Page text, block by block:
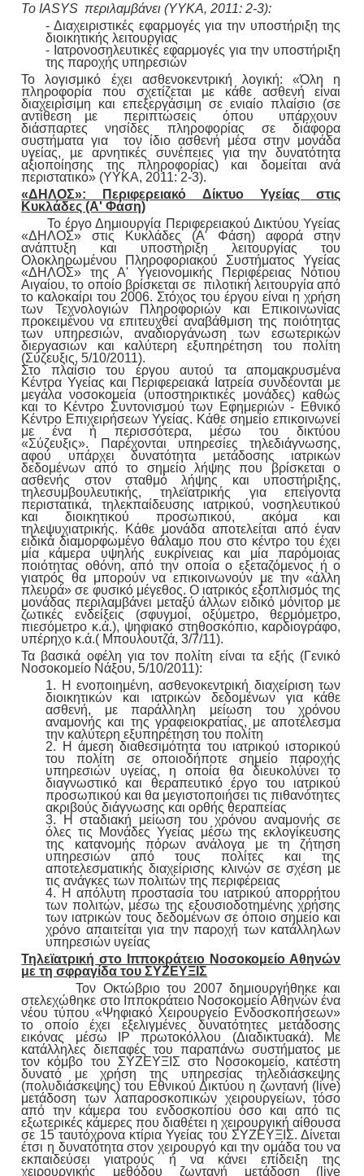
Το IASYS περιλαμβάνει (ΥΥΚΑ, 2011: 2-3):
- Διαχειριστικές εφαρμογές για την υποστήριξη της
διοικητικής λειτουργίας
- Ιατρονοσηλευτικές εφαρμογές για την υποστήριξη
της παροχής υπηρεσιών
Το λογισμικό έχει ασθενοκεντρική λογική: «Όλη η
πληροφορία που σχετίζεται µε κάθε ασθενή είναι
διαχειρίσιμη και επεξεργάσιμη σε ενιαίο πλαίσιο (σε
αντίθεση µε περιπτώσεις όπου υπάρχουν
διάσπαρτες νησίδες πληροφορίας σε διάφορα
συστήματα για τον ίδιο ασθενή μέσα στην μονάδα
υγείας, µε αρνητικές συνέπειες για την δυνατότητα
αξιοποίησης της πληροφορίας) και δομείται ανά
περιστατικό» (ΥΥΚΑ, 2011: 2-3).
«ΔΗΛΟΣ»: Περιφερειακό Δίκτυο Υγείας στις
Κυκλάδες (Α' Φάση)
Το έργο Δημιουργία Περιφερειακού Δικτύου Υγείας
«ΔΗΛΟΣ» στις Κυκλάδες (Α' Φάση) αφορά στην
ανάπτυξη και υποστήριξη λειτουργίας του
Ολοκληρωμένου Πληροφοριακού Συστήματος Υγείας
«ΔΗΛΟΣ» της Α' Υγειονομικής Περιφέρειας Νότιου
Αιγαίου, το οποίο βρίσκεται σε πιλοτική λειτουργία από
το καλοκαίρι του 2006. Στόχος του έργου είναι η χρήση
των Τεχνολογιών Πληροφοριών και Επικοινωνίας
προκειμένου να επιτευχθεί αναβάθμιση της ποιότητας
των υπηρεσιών, αναδιοργάνωση των εσωτερικών
διεργασιών και καλύτερη εξυπηρέτηση του πολίτη
(Σύζευξις, 5/10/2011).
Στο πλαίσιο του έργου αυτού τα απομακρυσμένα
Κέντρα Υγείας και Περιφερειακά Ιατρεία συνδέονται με
μεγάλα νοσοκομεία (υποστηρικτικές μονάδες) καθώς
και το Κέντρο Συντονισμού των Εφημεριών - Εθνικό
Κέντρο Επιχειρήσεων Υγείας. Κάθε σημείο επικοινωνεί
με ένα ή περισσότερα, μέσω του δικτύου
«Σύζευξις».
Παρέχονται υπηρεσίες τηλεδιάγνωσης,
αφού υπάρχει δυνατότητα μετάδοσης ιατρικών
δεδομένων από το σημείο λήψης που βρίσκεται ο
ασθενής στον σταθμό λήψης και υποστήριξης,
τηλεσυμβουλευτικής, τηλεϊατρικής για επείγοντα
περιστατικά, τηλεκπαίδευσης ιατρικού, νοσηλευτικού
και διοικητικού προσωπικού, ακόμα και
τηλεψυχιατρικής. Κάθε μονάδα αποτελείται από έναν
ειδικά διαμορφωμένο θάλαμο που στο κέντρο του έχει
μία κάμερα υψηλής ευκρίνειας και μία παρόμοιας
ποιότητας οθόνη, από την οποία ο εξεταζόμενος ή ο
γιατρός θα μπορούν να επικοινωνούν με την «άλλη
πλευρά» σε φυσικό μέγεθος. Ο ιατρικός εξοπλισμός της
μονάδας περιλαμβάνει μεταξύ άλλων ειδικό μόνιτορ με
ζωτικές ενδείξεις (σφυγμοί, οξύμετρο, θερμόμετρο,
πιεσόμετρο κ.ά.), ψηφιακό στηθοσκόπιο, καρδιογράφο,
υπέρηχο κ.ά.( Mπουλουτζά, 3/7/11).
Τα βασικά οφέλη για τον πολίτη είναι τα εξής (Γενικό
Νοσοκομείο Νάξου, 5/10/2011):
1. Η ενοποιημένη, ασθενοκεντρική διαχείριση των
διοικητικών και ιατρικών δεδομένων για κάθε
ασθενή, με παράλληλη μείωση του χρόνου
αναμονής και της γραφειοκρατίας, με αποτέλεσμα
την καλύτερη εξυπηρέτηση του πολίτη
2. Η άμεση διαθεσιμότητα του ιατρικού ιστορικού
του πολίτη σε οποιοδήποτε σημείο παροχής
υπηρεσιών υγείας, η οποία θα διευκολύνει το
διαγνωστικό και θεραπευτικό έργο του ιατρικού
προσωπικού και θα μεγιστοποιήσει τις πιθανότητες
ακριβούς διάγνωσης και ορθής θεραπείας
3. Η σταδιακή μείωση του χρόνου αναμονής σε
όλες τις Μονάδες Υγείας μέσω της εκλογίκευσης
της κατανομής πόρων ανάλογα με τη ζήτηση
υπηρεσιών από τους πολίτες και της
αποτελεσματικής διαχείρισης κλινών σε σχέση με
τις ανάγκες των πολιτών της περιφέρειας
4. Η απόλυτη προστασία του ιατρικού απορρήτου
των πολιτών, μέσω της εξουσιοδοτημένης χρήσης
των ιατρικών τους δεδομένων σε όποιο σημείο και
χρόνο απαιτείται για την παροχή των κατάλληλων
υπηρεσιών υγείας
Τηλεϊατρική στο Ιπποκράτειο Νοσοκομείο Αθηνών
με τη σφραγίδα του ΣΥΖΕΥΞΙΣ
Τον Οκτώβριο του 2007 δημιουργήθηκε και
στελεχώθηκε στο Ιπποκράτειο Νοσοκομείο Αθηνών ένα
νέου τύπου «Ψηφιακό Χειρουργείο Ενδοσκοπήσεων»
το οποίο έχει εξελιγμένες δυνατότητες μετάδοσης
εικόνας μέσω IP πρωτοκόλλου (Διαδικτυακά). Με
κατάλληλες διεπαφές του παραπάνω συστήματος με
τον κόμβο του ΣΥΖΕΥΞΙΣ στο Νοσοκομείο, κατέστη
δυνατό με χρήση της υπηρεσίας τηλεδιάσκεψης
(πολυδιάσκεψης) του Εθνικού Δικτύου η ζωντανή (live)
μετάδοση των λαπαροσκοπικών χειρουργείων, τόσο
από την κάμερα του ενδοσκοπίου όσο και από τις
εξωτερικές κάμερες που διαθέτει η χειρουργική αίθουσα
σε 15 ταυτόχρονα κτίρια Υγείας του ΣΥΖΕΥΞΙΣ. Δίνεται
έτσι η δυνατότητα στον χειρουργό και την ομάδα του να
εκπαιδεύσει γιατρούς ή να κάνει επίδειξη της
χειρουργικής μεθόδου ζωντανή μετάδοση (live